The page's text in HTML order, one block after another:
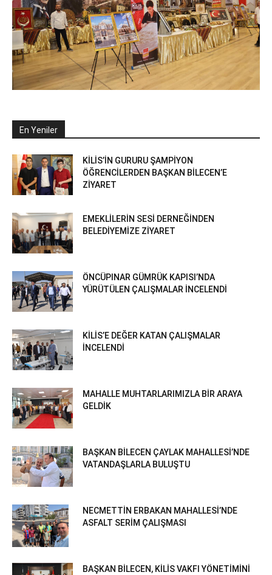
En Yeniler
KİLİS’İN GURURU ŞAMPİYON
ÖĞRENCİLERDEN BAŞKAN BİLECEN’E
ZİYARET
EMEKLİLERİN SESİ DERNEĞİNDEN
BELEDİYEMİZE ZİYARET
ÖNCÜPINAR GÜMRÜK KAPISI’NDA
YÜRÜTÜLEN ÇALIŞMALAR İNCELENDİ
KİLİS’E DEĞER KATAN ÇALIŞMALAR
İNCELENDİ
MAHALLE MUHTARLARIMIZLA BİR ARAYA
GELDİK
BAŞKAN BİLECEN ÇAYLAK MAHALLESİ’NDE
VATANDAŞLARLA BULUŞTU
NECMETTİN ERBAKAN MAHALLESİ’NDE
ASFALT SERİM ÇALIŞMASI
BAŞKAN BİLECEN, KİLİS VAKFI YÖNETİMİNİ